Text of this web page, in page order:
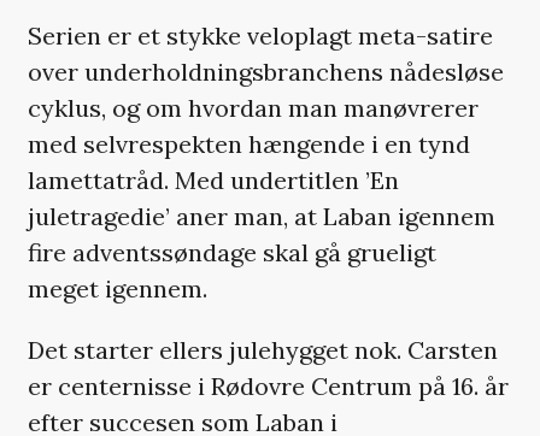
Serien er et stykke veloplagt meta-satire
over underholdningsbranchens nådesløse
cyklus, og om hvordan man manøvrerer
med selvrespekten hængende i en tynd
lamettatråd. Med undertitlen ’En
juletragedie’ aner man, at Laban igennem
fire adventssøndage skal gå grueligt
meget igennem.
Det starter ellers julehygget nok. Carsten
er centernisse i Rødovre Centrum på 16. år
efter succesen som Laban i